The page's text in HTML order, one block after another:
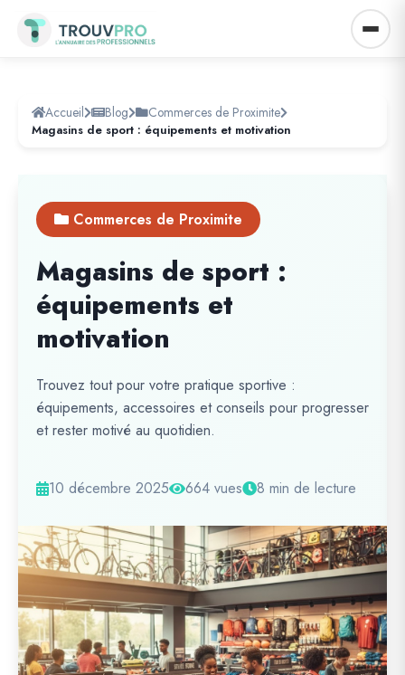
Accueil Blog Commerces de Proximite
Magasins de sport : équipements et motivation
Commerces de Proximite
Magasins de sport :
équipements et
motivation
Trouvez tout pour votre pratique sportive :
équipements, accessoires et conseils pour progresser
et rester motivé au quotidien.
10 décembre 2025 664 vues 8 min de lecture